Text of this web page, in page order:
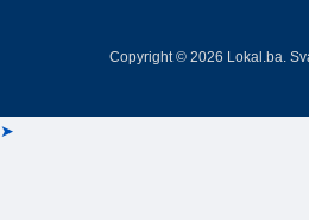
Copyright © 2026 Lokal.ba.
➤